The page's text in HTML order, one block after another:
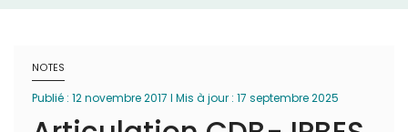
NOTES
Publié : 12 novembre 2017 I Mis à jour : 17 septembre 2025